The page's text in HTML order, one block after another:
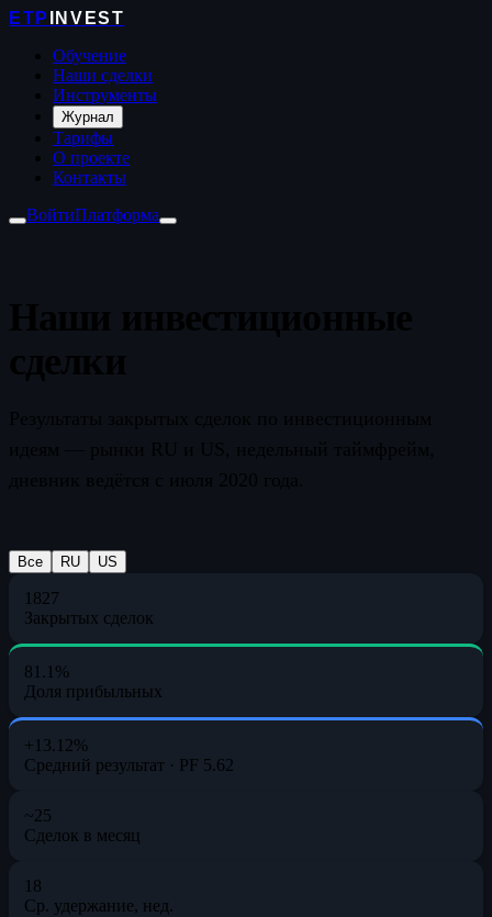
ETP
INVEST
Обучение
Наши сделки
Инструменты
Журнал
Тарифы
О проекте
Контакты
ВойтиПлатформа
Все RU US
1827
Закрытых сделок
81.1%
Доля прибыльных
+13.12%
Средний результат · PF 5.62
~25
Сделок в месяц
18
Ср. удержание, нед.